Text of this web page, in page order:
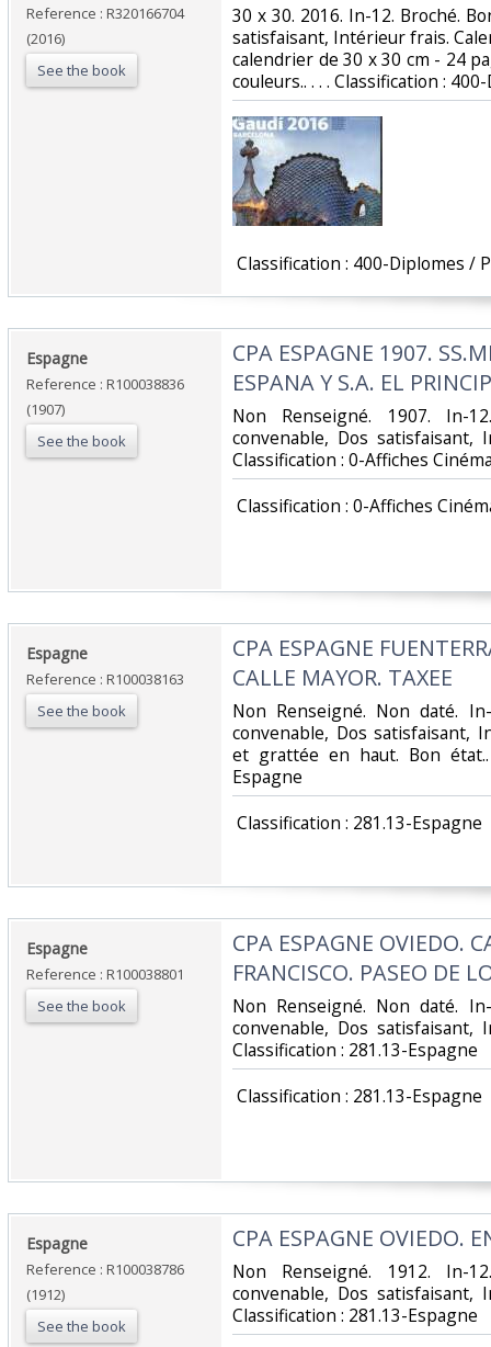
Reference : R320166704
(2016)
See the book
‎30 x 30. 2016. In-12. Broché.
satisfaisant, Intérieur frais.
calendrier de 30 x 30 cm - 24
couleurs.. . . . Classification :
Classification : 400-Diplomes /
‎Espagne‎
Reference : R100038836
(1907)
See the book
‎CPA ESPAGNE 1907.
ESPANA Y S.A. EL
‎Non Renseigné. 1907. In-
convenable, Dos
Classification : 0-Affiches
Classification : 0-Affiches
‎Espagne‎
Reference : R100038163
See the book
‎CPA ESPAGNE
CALLE MAYOR. TAXEE‎
‎Non Renseigné. Non daté.
convenable, Dos satisfaisant,
et grattée en haut. Bon
Espagne‎
‎ Classification : 281.13-Espagne‎
‎Espagne‎
Reference : R100038801
See the book
‎CPA ESPAGNE OVIEDO.
FRANCISCO. PASEO DE
‎Non Renseigné. Non daté.
convenable, Dos
Classification : 281.13-Espagne‎
‎ Classification : 281.13-Espagne‎
‎Espagne‎
Reference : R100038786
(1912)
See the book
‎CPA ESPAGNE OVIEDO.
‎Non Renseigné. 1912. In-
convenable, Dos
Classification : 281.13-Espagne‎